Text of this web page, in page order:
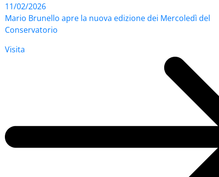
11/02/2026
Mario Brunello apre la nuova edizione dei Mercoledì del
Conservatorio
Visita